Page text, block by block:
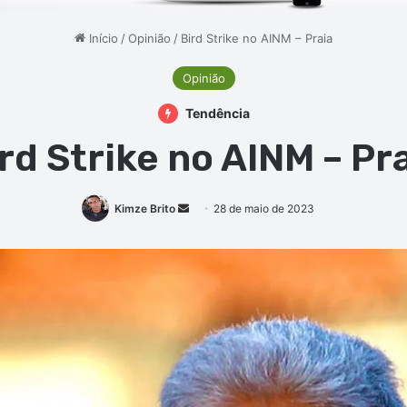
Início /Opinião / Bird Strike no AINM – Praia
Opinião
Tendência
Strike no AINM –
Kimze Brito
Mande
e-
mail
28 de maio de 2023